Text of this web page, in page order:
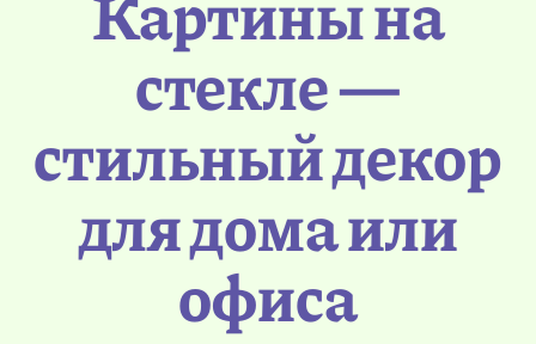
стекле —
стильный декор
для дома или
офиса